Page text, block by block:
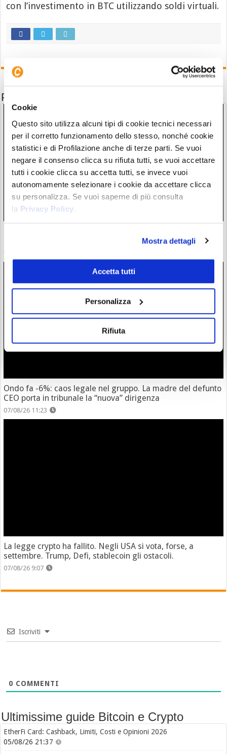
Cookie
Questo sito utilizza alcuni tipi di cookie tecnici necessari
per il corretto funzionamento dello stesso, nonché cookie
statistici e di Profilazione anche di terze parti. Se vuoi
negare il consenso clicca su rifiuta tutti, se vuoi accettare
tutti i cookie clicca su accetta tutti, se invece vuoi
autonomamente selezionare i cookie da accettare clicca
su personalizza. Se vuoi saperne di più consulta
la Privacy Policy.
Mostra dettagli
Accetta tutti
Personalizza
Rifiuta
con l’investimento in BTC utilizzando soldi virtuali.
Potrebbe interessarti anche
Ondo fa -6%: caos legale nel gruppo. La madre del defunto
CEO porta in tribunale la “nuova” dirigenza
07/08/26 11:23
La legge crypto ha fallito. Negli USA si vota, forse, a
settembre. Trump, Defi, stablecoin gli ostacoli.
07/08/26 9:07
Iscriviti
0 COMMENTI
Ultimissime guide Bitcoin e Crypto
EtherFi Card: Cashback, Limiti, Costi e Opinioni 2026
05/08/26 21:37